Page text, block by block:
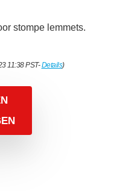
stompe lemmets.
11:38 PST-Details)